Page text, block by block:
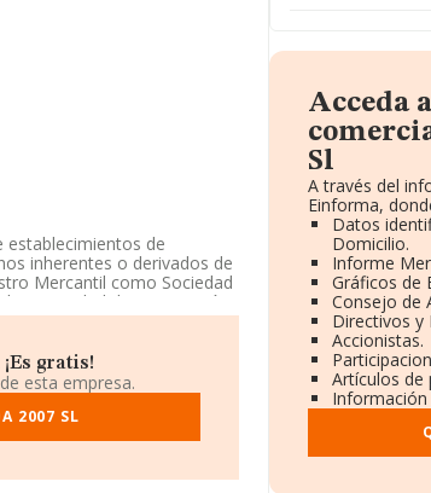
establecimientos de
inherentes o derivados de
Mercantil como Sociedad
actividad de importación
disponible en
la media de sector.
rankings: ha perdido hasta
mejor posición las
encuentran compañías
gratis!
esta empresa.
2007 SL
Acceda
Sl
A través del
Einforma,
Datos
Domicilio.
Informe
Gráficos de
Consejo de
Directivos y
Accionistas.
Artículos de